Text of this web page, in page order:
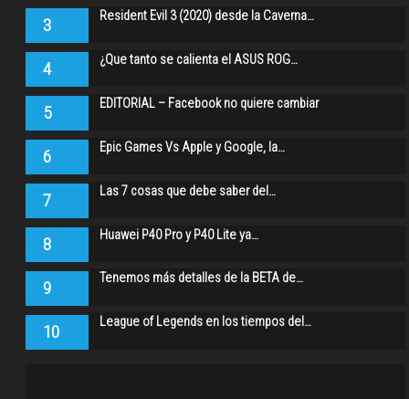
3 Resident Evil 3 (2020) desde la Caverna…
4 ¿Que tanto se calienta el ASUS ROG…
5 EDITORIAL – Facebook no quiere cambiar
6 Epic Games Vs Apple y Google, la…
7 Las 7 cosas que debe saber del…
8 Huawei P40 Pro y P40 Lite ya…
9 Tenemos más detalles de la BETA de…
10 League of Legends en los tiempos del…